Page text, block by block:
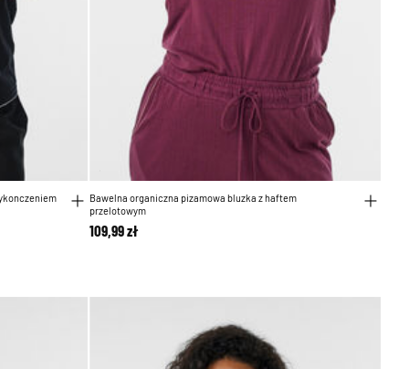
Bawelna organiczna pizamowa bluzka z haftem
przelotowym
109,99 zł